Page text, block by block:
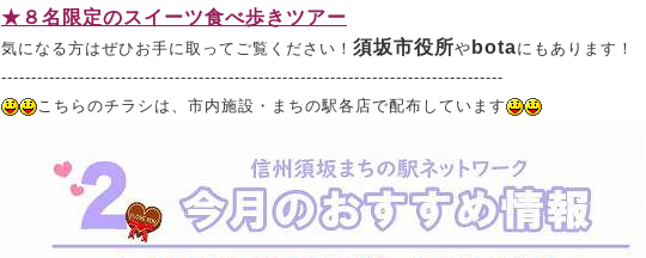
★８名限定のスイーツ食べ歩きツアー
気になる方はぜひお手に取ってご覧ください！ 須坂市役所や botaにもあります！
------------------------------------------------------------------------------------
こちらのチラシは、市内施設・まちの駅各店で配布しています